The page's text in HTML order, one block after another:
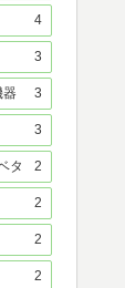
4
3
器 3
3
タ 2
2
2
2